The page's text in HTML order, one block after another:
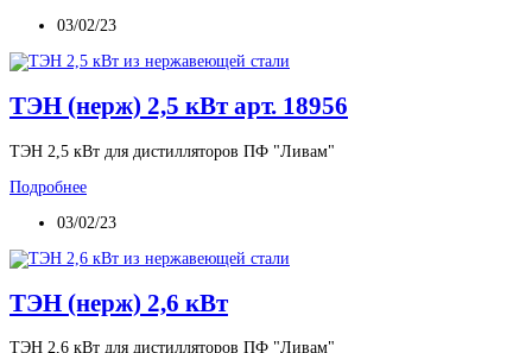
03/02/23
ТЭН (нерж) 2,5 кВт арт. 18956
ТЭН 2,5 кВт для дистилляторов ПФ "Ливам"
Подробнее
03/02/23
ТЭН (нерж) 2,6 кВт
ТЭН 2,6 кВт для дистилляторов ПФ "Ливам"